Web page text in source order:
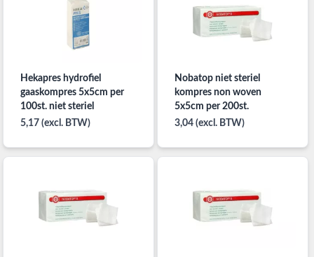
Hekapres hydrofiel
gaaskompres 5x5cm per
100st. niet steriel
5,17 (excl. BTW)
Nobatop niet steriel
kompres non woven
5x5cm per 200st.
3,04 (excl. BTW)